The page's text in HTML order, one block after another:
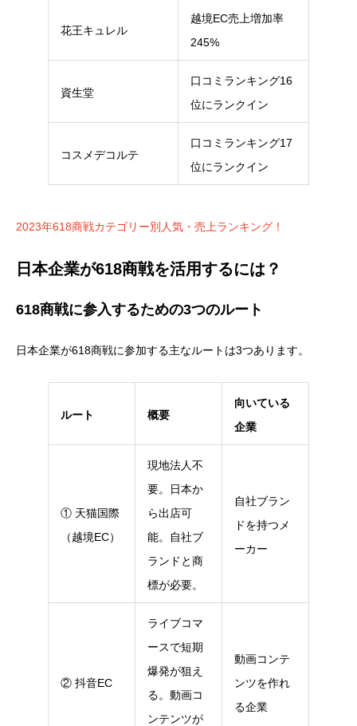
花王キュレル
越境EC売上増加率
245%
資生堂
口コミランキング16
位にランクイン
コスメデコルテ
口コミランキング17
位にランクイン
2023年618商戦カテゴリー別人気・売上ランキング！
日本企業が618商戦を活用するには？
618商戦に参入するための3つのルート
日本企業が618商戦に参加する主なルートは3つあります。
ルート 概要
向いている
企業
① 天猫国際
（越境EC）
現地法人不
要。日本か
ら出店可
能。自社ブ
ランドと商
標が必要。
自社ブラン
ドを持つメ
ーカー
② 抖音EC
ライブコマ
ースで短期
爆発が狙え
る。動画コ
ンテンツが
動画コンテ
ンツを作れ
る企業